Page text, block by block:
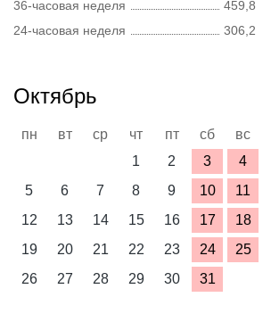
36-часовая неделя
459,8
24-часовая неделя
306,2
Октябрь
пн вт ср чт пт сб
вс
1
2 3
4
5
6 7 8 9 10
11
12
13 14 15 16 17
18
19
20 21 22 23 24
25
26
27 28 29 30 31